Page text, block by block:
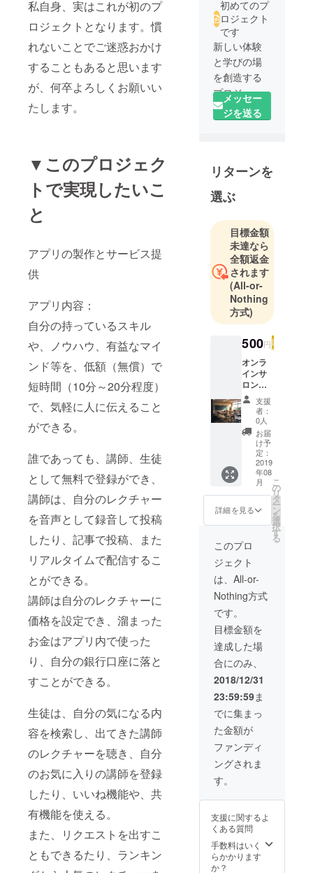
私自身、実はこれが初のプ
ロジェクトとなります。慣
れないことでご迷惑おかけ
することもあると思います
が、何卒よろしくお願いい
たします。
▼このプロジェク
トで実現したいこ
と
アプリの製作とサービス提
供
アプリ内容：
自分の持っているスキル
や、ノウハウ、有益なマイ
ンド等を、低額（無償）で
短時間（10分～20分程度）
で、気軽に人に伝えること
ができる。
誰であっても、講師、生徒
として無料で登録ができ、
講師は、自分のレクチャー
を音声として録音して投稿
したり、記事で投稿、また
リアルタイムで配信するこ
とができる。
講師は自分のレクチャーに
価格を設定でき、溜まった
お金はアプリ内で使った
り、自分の銀行口座に落と
すことができる。
生徒は、自分の気になる内
容を検索し、出てきた講師
のレクチャーを聴き、自分
のお気に入りの講師を登録
したり、いいね機能や、共
有機能を使える。
また、リクエストを出すこ
ともできるたり、ランキン
初めてのプ
ロジェクト
です
新しい体験
と学びの場
を創造する
プロジェク
トプラン
ナーです。
て！
歴史を学ぶ
を持ち、多
様な価値観
を尊重した
社会を目指
して活動し
ています。
これまで
に、国内外
画や情報発
信に携わ
り、人々が
「知る喜
び」や「体
験する楽し
さ」を感じ
られる場を
提供してき
ました。
今回のプロ
ジェクトで
は、大麻が
合法化され
ている国を
訪れ、現地
の文化や法
制度を学び
ながら、安
全で意義の
ある体験を
提供するツ
アーを実現
したいと考
えていま
す。参加者
が正しい知
識を得て、
新しい視点
を持つきっ
かけを作る
ことを目標
メッセー
ジを送る
リターンを
選ぶ
目標金額
未達なら
全額返金
されます
(All-or-
Nothing
方式)
500円
オンラ
インサ
ロン
（アプ
リ内
容、デ
ザイン
につい
ての意
見交
換）へ
の参加
資格 ま
た、ア
プリ公
開後、
下記の
レク
チャー
を無料
プレゼ
ント 私
職、副
業、ビ
ジネス
に対す
る考え
方のレ
ク
チャー
私の趣
味（ギ
ター
等）の
コツや
チャー
支援
者：
0人
お届
け予
定：
2019
年08
月
詳細を見る
こ
の
リ
タ
ー
ン
を
選
択
す
る
このプロ
ジェクト
は、All-or-
Nothing方式
です。
目標金額を
達成した場
合にのみ、
2018/12/31
23:59:59ま
でに集まっ
た金額が
ファンディ
ングされま
す。
支援に関するよ
くある質問
手数料はいく
らかかります
か？